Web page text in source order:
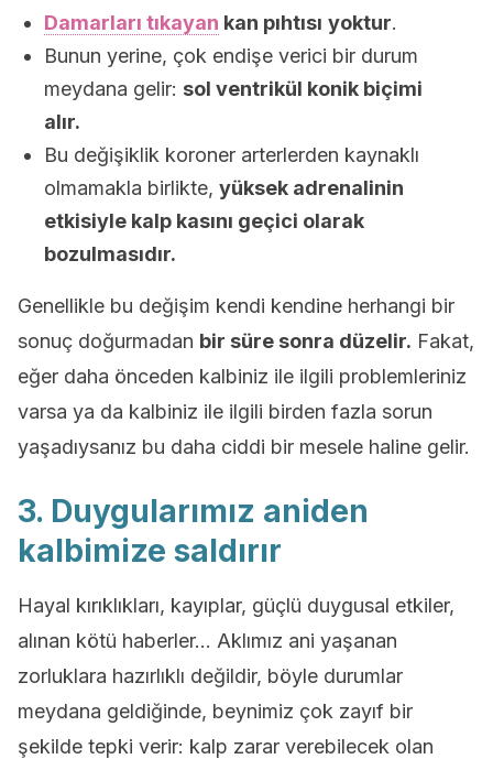
Damarları tıkayan kan pıhtısı yoktur.
Bunun yerine, çok endişe verici bir durum
meydana gelir: sol ventrikül konik biçimi
alır.
Bu değişiklik koroner arterlerden kaynaklı
olmamakla birlikte, yüksek adrenalinin
etkisiyle kalp kasını geçici olarak
bozulmasıdır.
Genellikle bu değişim kendi kendine herhangi bir
sonuç doğurmadan bir süre sonra düzelir. Fakat,
eğer daha önceden kalbiniz ile ilgili problemleriniz
varsa ya da kalbiniz ile ilgili birden fazla sorun
yaşadıysanız bu daha ciddi bir mesele haline gelir.
3. Duygularımız aniden
kalbimize saldırır
Hayal kırıklıkları, kayıplar, güçlü duygusal etkiler,
alınan kötü haberler… Aklımız ani yaşanan
zorluklara hazırlıklı değildir, böyle durumlar
meydana geldiğinde, beynimiz çok zayıf bir
şekilde tepki verir: kalp zarar verebilecek olan